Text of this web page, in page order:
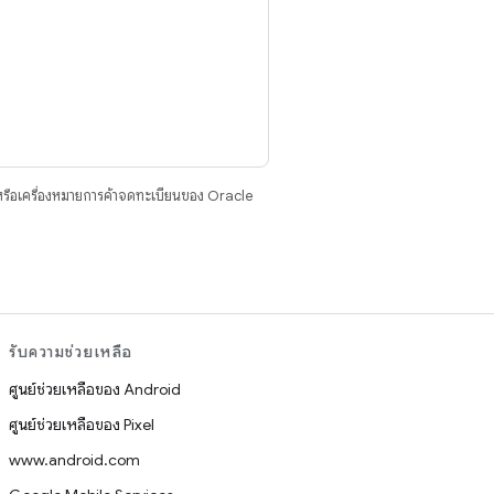
อเครื่องหมายการค้าจดทะเบียนของ Oracle
รับความช่วยเหลือ
ศูนย์ช่วยเหลือของ Android
ศูนย์ช่วยเหลือของ Pixel
www.android.com